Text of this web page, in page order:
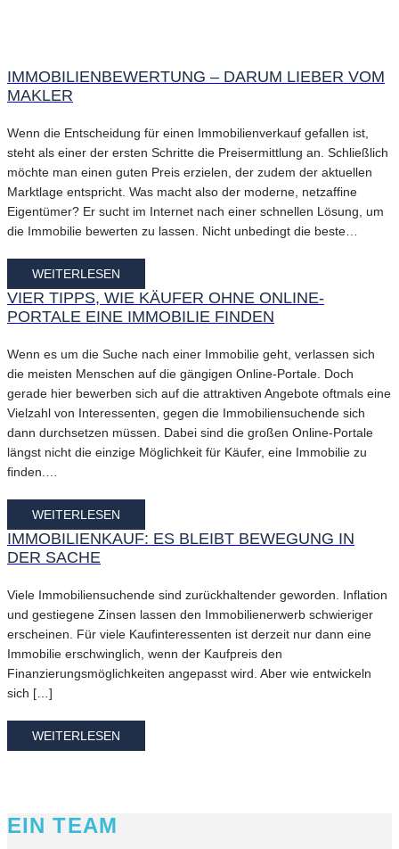
IMMOBILIENBEWERTUNG – DARUM LIEBER VOM
MAKLER
Wenn die Entscheidung für einen Immobilienverkauf gefallen ist,
steht als einer der ersten Schritte die Preisermittlung an. Schließlich
möchte man einen guten Preis erzielen, der zudem der aktuellen
Marktlage entspricht. Was macht also der moderne, netzaffine
Eigentümer? Er sucht im Internet nach einer schnellen Lösung, um
die Immobilie bewerten zu lassen. Nicht unbedingt die beste…
WEITERLESEN
VIER TIPPS, WIE KÄUFER OHNE ONLINE-
PORTALE EINE IMMOBILIE FINDEN
Wenn es um die Suche nach einer Immobilie geht, verlassen sich
die meisten Menschen auf die gängigen Online-Portale. Doch
gerade hier bewerben sich auf die attraktiven Angebote oftmals eine
Vielzahl von Interessenten, gegen die Immobiliensuchende sich
dann durchsetzen müssen. Dabei sind die großen Online-Portale
längst nicht die einzige Möglichkeit für Käufer, eine Immobilie zu
finden.…
WEITERLESEN
IMMOBILIENKAUF: ES BLEIBT BEWEGUNG IN
DER SACHE
Viele Immobiliensuchende sind zurückhaltender geworden. Inflation
und gestiegene Zinsen lassen den Immobilienerwerb schwieriger
erscheinen. Für viele Kaufinteressenten ist derzeit nur dann eine
Immobilie erschwinglich, wenn der Kaufpreis den
Finanzierungsmöglichkeiten angepasst wird. Aber wie entwickeln
sich […]
WEITERLESEN
EIN TEAM